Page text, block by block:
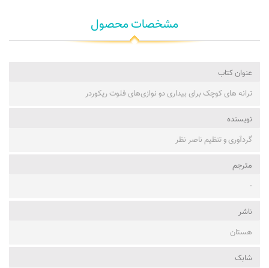
مشخصات محصول
عنوان کتاب
ترانه های کوچک برای بیداری دو نوازی‌های فلوت ریکوردر
نویسنده
گردآوری و تنظیم ناصر نظر
مترجم
-
ناشر
هستان
شابک